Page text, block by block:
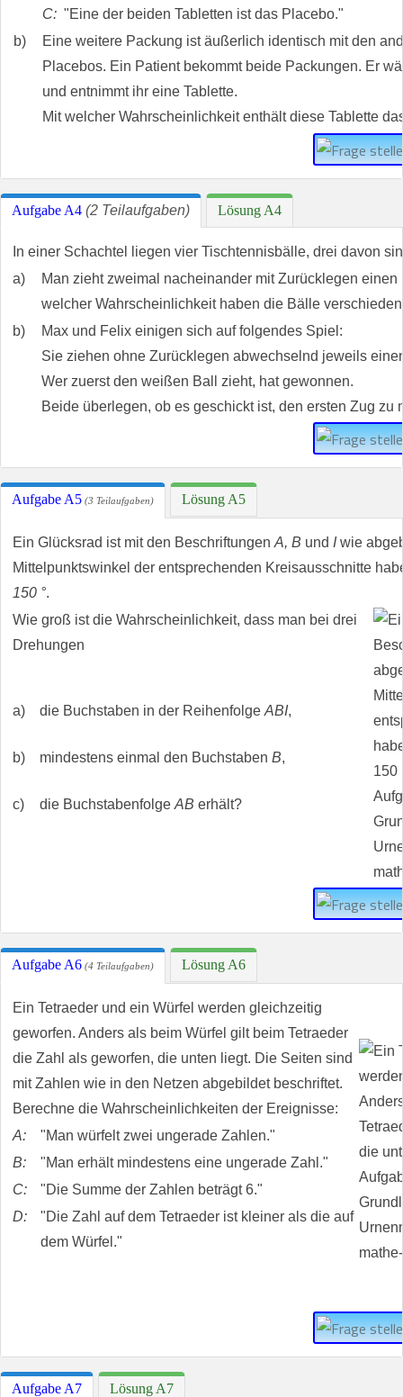
C: "Eine der beiden Tabletten ist das Placebo."
b)
Eine weitere Packung ist äußerlich identisch mit den
Placebos. Ein Patient bekommt beide Packungen. Er
und entnimmt ihr eine Tablette.
Mit welcher Wahrscheinlichkeit enthält diese Tablette
Aufgabe A4 (2 Teilaufgaben) Lösung A4
In einer Schachtel liegen vier Tischtennisbälle, drei davon
a)
Man zieht zweimal nacheinander mit Zurücklegen
welcher Wahrscheinlichkeit haben die Bälle
b)
Max und Felix einigen sich auf folgendes Spiel:
Sie ziehen ohne Zurücklegen abwechselnd jeweils
Wer zuerst den weißen Ball zieht, hat gewonnen.
Beide überlegen, ob es geschickt ist, den ersten Zug zu
Aufgabe A5 (3 Teilaufgaben) Lösung A5
Ein Glücksrad ist mit den Beschriftungen A, B und Iwie
Mittelpunktswinkel der entsprechenden Kreisausschnitte
150 °.
Wie groß ist die Wahrscheinlichkeit, dass man bei drei
Drehungen
a) die Buchstaben in der Reihenfolge ABI,
b) mindestens einmal den Buchstaben B,
c) die Buchstabenfolge AB erhält?
Aufgabe A6 (4 Teilaufgaben) Lösung A6
Ein Tetraeder und ein Würfel werden gleichzeitig
geworfen. Anders als beim Würfel gilt beim Tetraeder
die Zahl als geworfen, die unten liegt. Die Seiten sind
mit Zahlen wie in den Netzen abgebildet beschriftet.
Berechne die Wahrscheinlichkeiten der Ereignisse:
A:
"Man würfelt zwei ungerade Zahlen."
B:
"Man erhält mindestens eine ungerade Zahl."
C:
"Die Summe der Zahlen beträgt 6."
D:
"Die Zahl auf dem Tetraeder ist kleiner als die auf
dem Würfel."
Aufgabe A7 Lösung A7